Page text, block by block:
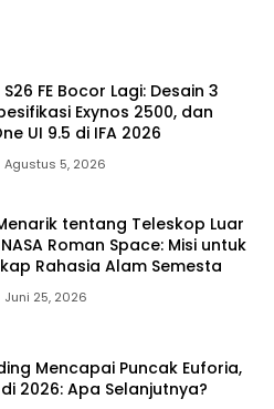
FE Bocor Lagi: Desain 3
Exynos 2500, dan
UI 9.5 di IFA 2026
Agustus 5, 2026
tentang Teleskop Luar
Roman Space: Misi untuk
Rahasia Alam Semesta
Juni 25, 2026
Mencapai Puncak Euforia,
2026: Apa Selanjutnya?